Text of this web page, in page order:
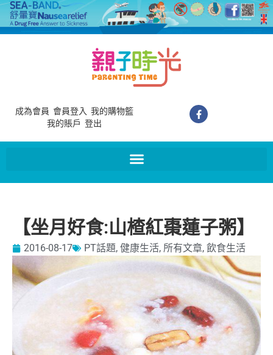
成為會員 會員登入 我的購物籃
我的賬戶 登出
【坐月好食:山楂紅棗蓮子粥】
2016-08-17 PT話題, 健康生活, 所有文章, 飲食生活